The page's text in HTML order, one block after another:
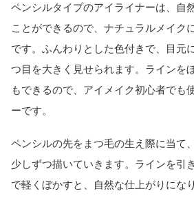
ペンシルタイプのアイライナーは、自
ことができるので、ナチュラルメイク
です。ふんわりとした色付きで、目元
つ目を大きく見せられます。ラインを
もできるので、アイメイク初心者でも
ーです。
ペンシルの先をまつ毛の生え際に当て
少しずつ描いていきます。ラインを引
で軽くぼかすと、自然な仕上がりにな